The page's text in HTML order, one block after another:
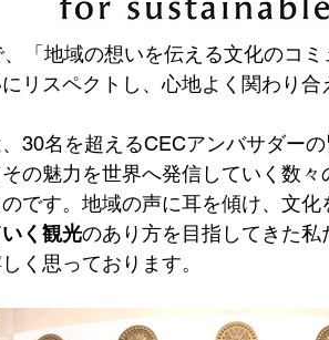
「地域の想いを伝える文化のコ
リスペクトし、心地よく関わり
30名を超えるCECアンバサダー
の魅力を世界へ発信していく数
です。地域の声に耳を傾け、文化
く観光のあり方を目指してきた
く思っております。